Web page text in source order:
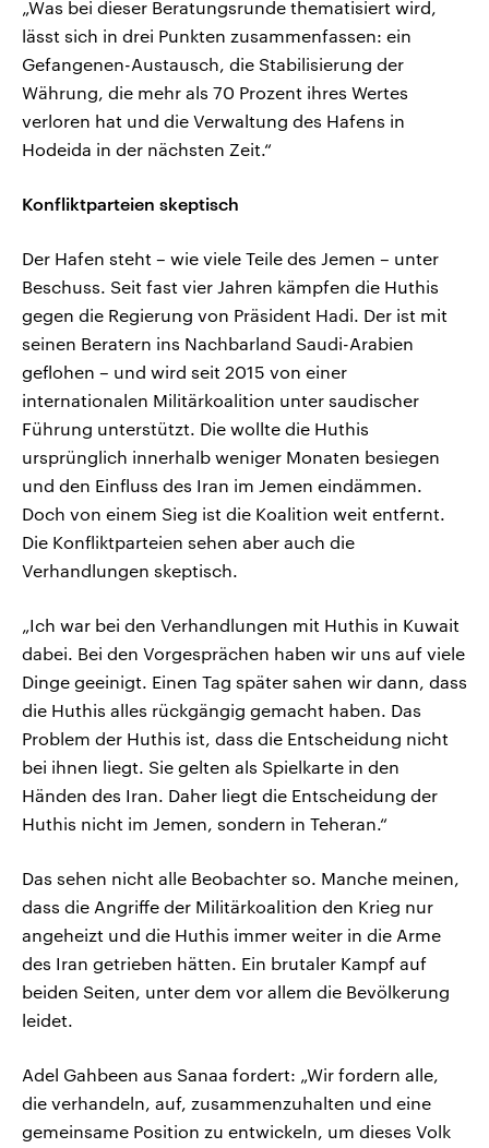
„Was bei dieser Beratungsrunde thematisiert wird,
lässt sich in drei Punkten zusammenfassen: ein
Gefangenen-Austausch, die Stabilisierung der
Währung, die mehr als 70 Prozent ihres Wertes
verloren hat und die Verwaltung des Hafens in
Hodeida in der nächsten Zeit.“
Konfliktparteien skeptisch
Der Hafen steht – wie viele Teile des Jemen – unter
Beschuss. Seit fast vier Jahren kämpfen die Huthis
gegen die Regierung von Präsident Hadi. Der ist mit
seinen Beratern ins Nachbarland Saudi-Arabien
geflohen – und wird seit 2015 von einer
internationalen Militärkoalition unter saudischer
Führung unterstützt. Die wollte die Huthis
ursprünglich innerhalb weniger Monaten besiegen
und den Einfluss des Iran im Jemen eindämmen.
Doch von einem Sieg ist die Koalition weit entfernt.
Die Konfliktparteien sehen aber auch die
Verhandlungen skeptisch.
„Ich war bei den Verhandlungen mit Huthis in Kuwait
dabei. Bei den Vorgesprächen haben wir uns auf viele
Dinge geeinigt. Einen Tag später sahen wir dann, dass
die Huthis alles rückgängig gemacht haben. Das
Problem der Huthis ist, dass die Entscheidung nicht
bei ihnen liegt. Sie gelten als Spielkarte in den
Händen des Iran. Daher liegt die Entscheidung der
Huthis nicht im Jemen, sondern in Teheran.“
Das sehen nicht alle Beobachter so. Manche meinen,
dass die Angriffe der Militärkoalition den Krieg nur
angeheizt und die Huthis immer weiter in die Arme
des Iran getrieben hätten. Ein brutaler Kampf auf
beiden Seiten, unter dem vor allem die Bevölkerung
leidet.
Adel Gahbeen aus Sanaa fordert: „Wir fordern alle,
die verhandeln, auf, zusammenzuhalten und eine
gemeinsame Position zu entwickeln, um dieses Volk